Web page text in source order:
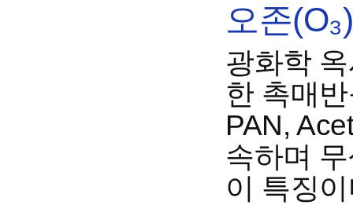
오존(O₃)
광화학
한 촉매
PAN,
속하며
이 특징